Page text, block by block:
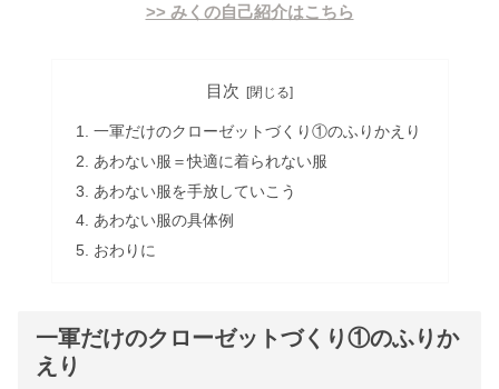
>> みくの自己紹介はこちら
目次
一軍だけのクローゼットづくり①のふりかえり
あわない服＝快適に着られない服
あわない服を手放していこう
あわない服の具体例
おわりに
一軍だけのクローゼットづくり①のふりか
えり